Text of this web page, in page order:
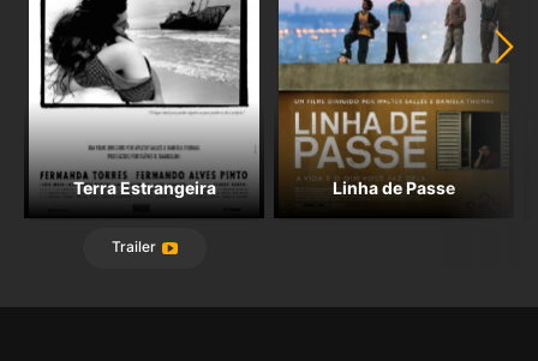
Terra Estrangeira
Trailer
Linha de Passe